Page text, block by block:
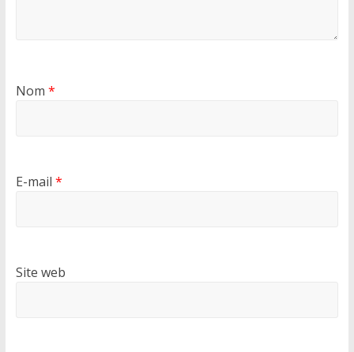
Nom *
E-mail *
Site web